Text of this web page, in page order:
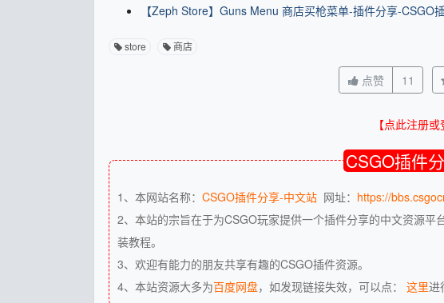
【Zeph Store】Guns Menu 商店买枪菜单-插件分享-CSGO
store 商店
点赞 11
【点此注册或
CSGO插件
1、本网站名称： CSGO插件分享-中文站网址： https://
2、本站的宗旨在于为CSGO玩家提供一个插件分享的中文资源
装教程。
3、欢迎有能力的朋友共享有趣的CSGO插件资源。
4、本站资源大多为百度网盘，如发现链接失效，可以点： 这里进